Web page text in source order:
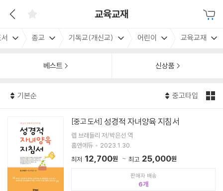
교육교재
종교 기독교(개신교) 어린이 교육교재
베스트 신상품
기본순 중고타입
[중고 도서] 성경적 자녀양육 지침서
렙 브래들리 저/박은선 역
홈앤에듀
2023.1.30.
최저 12,700원 최고 25,000원
판매자 배송
6